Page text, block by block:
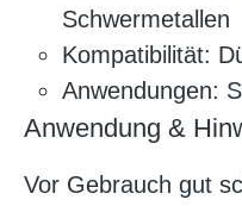
Schwermetallen
Kompatibilität:
Anwendungen:
Anwendung &
Vor Gebrauch gut